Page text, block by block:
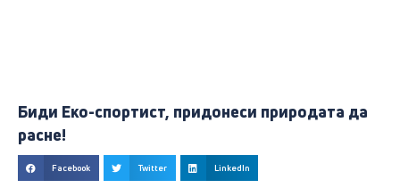
Биди Еко-спортист, придонеси природата да
расне!
Facebook Twitter LinkedIn